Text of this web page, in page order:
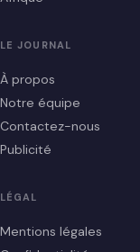
LE JOURNAL
À propos
Notre équipe
Contactez-nous
Publicité
LÉGAL
Mentions légales